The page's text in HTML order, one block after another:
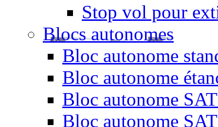
Stop vol pour
Blocs autonomes
Bloc autonome
Bloc autonome
Bloc autonome
Bloc autonome